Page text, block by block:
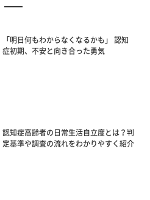
「明日何もわからなくなるかも」 認知
症初期、不安と向き合った勇気
認知症高齢者の日常生活自立度とは？判
定基準や調査の流れをわかりやすく紹介